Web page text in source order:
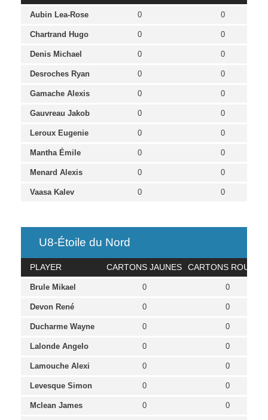
Aubin Lea-Rose 0 0
Chartrand Hugo 0 0
Denis Michael 0 0
Desroches Ryan 0 0
Gamache Alexis 0 0
Gauvreau Jakob 0 0
Leroux Eugenie 0 0
Mantha Émile 0 0
Menard Alexis 0 0
Vaasa Kalev 0 0
U8-Étoile du Nord
PLAYER CARTONS JAUNES CARTONS ROUGES
Brule Mikael 0 0
Devon René 0 0
Ducharme Wayne 0 0
Lalonde Angelo 0 0
Lamouche Alexi 0 0
Levesque Simon 0 0
Mclean James 0 0